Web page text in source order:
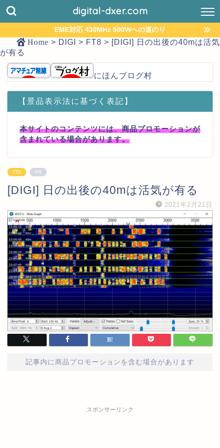
digital-dxer.com
EME対応 430MHz 500Wへの道のり
Home > DIGI > FT8 > [DIGI] 日の出後の40mは活気
が有る
にほんブログ村
【景品表示法に基づく表記】
本サイトのコンテンツには、商品プロモーションが
含まれている場合があります。
FT8 PR
[DIGI] 日の出後の40mは活気が有る
2021年2月21日
記事内に商品プロモーションを含む場合があります
スポンサーリンク